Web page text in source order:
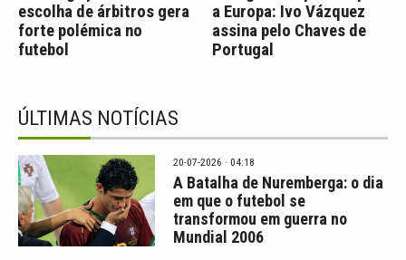
escolha de árbitros gera
forte polémica no
futebol
a Europa: Ivo Vázquez
assina pelo Chaves de
Portugal
ÚLTIMAS NOTÍCIAS
20-07-2026 · 04:18
A Batalha de Nuremberga: o dia
em que o futebol se
transformou em guerra no
Mundial 2006